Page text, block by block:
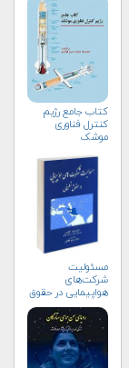
کتاب جامع رژیم
کنترل فناوری
موشک
مسئولیت
شرکت‌های
هواپیمایی در حقوق
تطبیقی (+خرید)